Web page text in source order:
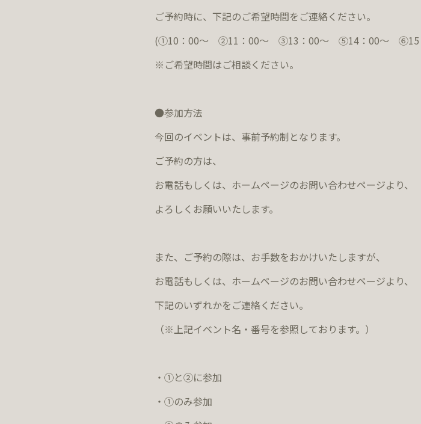
ご予約時に、下記のご希望時間をご連絡ください。
(①10：00～ ②11：00～ ③13：00～ ⑤14：00～ ⑥15
※ご希望時間はご相談ください。
●参加方法
今回のイベントは、事前予約制となります。
ご予約の方は、
お電話もしくは、ホームページのお問い合わせページより、
よろしくお願いいたします。
また、ご予約の際は、お手数をおかけいたしますが、
お電話もしくは、ホームページのお問い合わせページより、
下記のいずれかをご連絡ください。
（※上記イベント名・番号を参照しております。）
・①と②に参加
・①のみ参加